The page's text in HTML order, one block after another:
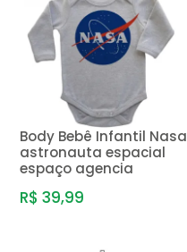
Body Bebê Infantil Nasa
astronauta espacial
espaço agencia
R$ 39,99